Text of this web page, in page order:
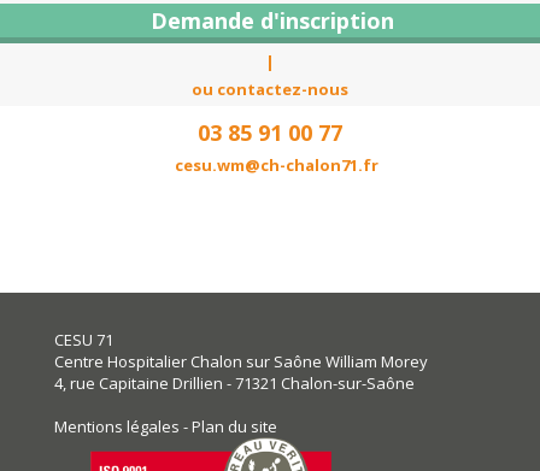
|
ou contactez-nous
Demande d'inscription
03 85 91 00 77
cesu.wm@ch-chalon71.fr
CESU 71
Centre Hospitalier Chalon sur Saône William Morey
4, rue Capitaine Drillien - 71321 Chalon-sur-Saône
Mentions légales -Plan du site